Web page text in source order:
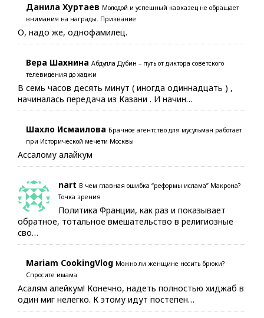
Данила Хуртаев Молодой и успешный кавказец не обращает
внимания на награды. Призвание
О, надо же, однофамилец.
Вера Шахнина Абдулла Дубин – путь от диктора советского
телевидения до хаджи
В семь часов десять минут ( иногда одиннадцать ) ,
начиналась передача из Казани . И начин…
Шахло Исмаилова Брачное агентство для мусульман работает
при Исторической мечети Москвы
Ассалому алайкум
nart В чем главная ошибка “реформы ислама” Макрона?
Точка зрения
Политика Франции, как раз и показывает
обратное, тотальное вмешательство в религиозные
сво…
Mariam CookingVlog Можно ли женщине носить брюки?
Спросите имама
Асалям алейкум! Конечно, надеть полностью хиджаб в
один миг нелегко. К этому идут постепен…